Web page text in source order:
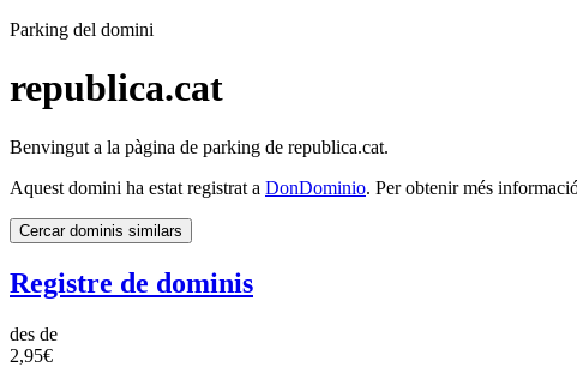
Parking del domini
republica.cat
Benvingut a la pàgina de parking de republica.cat.
Aquest domini ha estat registrat a DonDominio. Per obtenir més
Cercar dominis similars
Registre de dominis
des de
2,95€